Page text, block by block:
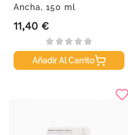
Ancha, 150 ml
Precio
11,40 €
Añadir Al Carrito